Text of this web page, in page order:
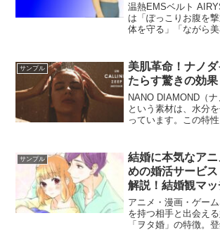
温熱EMSベルト
は「ぽっこりお腹を
体を守る」「ながら美
サンプル
美肌革命！ナノ
たらす驚きの効果
NANO DIAMOND（ナ
という素材は、水分
っています。この特
材をあなたも試して
体感して、あなたの
果があるのかを確か
サンプル
結婚に本気なア
めの婚活サービ
解説！結婚観マ
想のパートナー
アニメ・漫画・ゲー
を持つ相手と出会え
「ヲタ婚」の特徴。